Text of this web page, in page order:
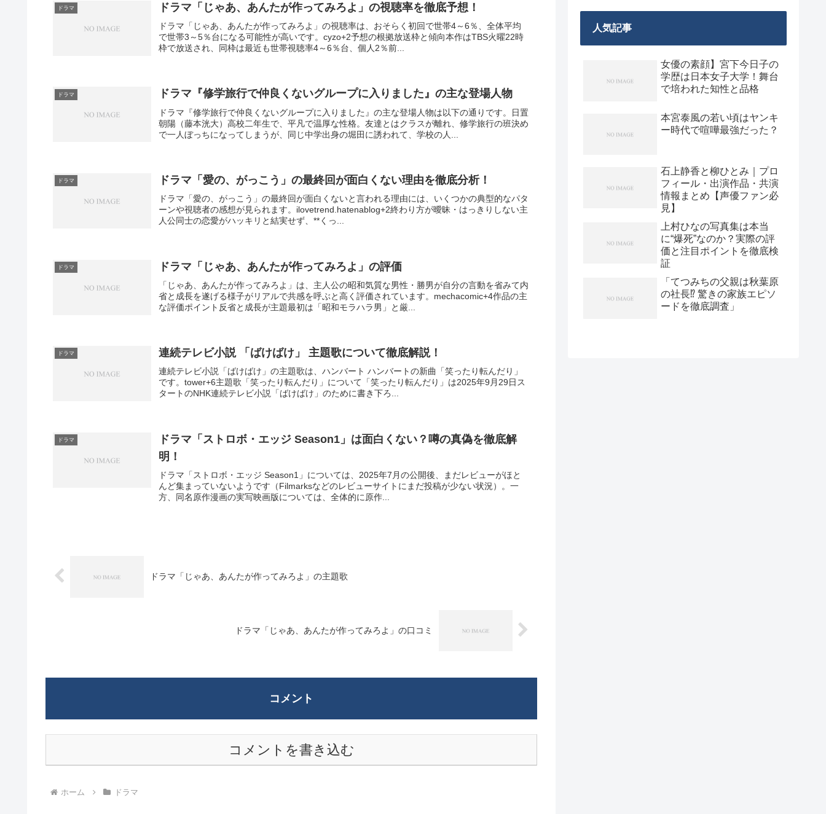
ドラマ ドラマ「じゃあ、あんたが作ってみろよ」の視聴率を徹底予想！
ドラマ「じゃあ、あんたが作ってみろよ」の視聴率は、おそらく初回で世帯4～6％、全体平均
で世帯3～5％台になる可能性が高いです。cyzo+2予想の根拠放送枠と傾向本作はTBS火曜22時
枠で放送され、同枠は最近も世帯視聴率4～6％台、個人2％前...
ドラマ ドラマ『修学旅行で仲良くないグループに入りました』の主な登場人物
ドラマ『修学旅行で仲良くないグループに入りました』の主な登場人物は以下の通りです。日置
朝陽（藤本洸大）高校二年生で、平凡で温厚な性格。友達とはクラスが離れ、修学旅行の班決め
で一人ぼっちになってしまうが、同じ中学出身の堀田に誘われて、学校の人...
ドラマ ドラマ「愛の、がっこう」の最終回が面白くない理由を徹底分析！
ドラマ「愛の、がっこう」の最終回が面白くないと言われる理由には、いくつかの典型的なパタ
ーンや視聴者の感想が見られます。ilovetrend.hatenablog+2終わり方が曖昧・はっきりしない主
人公同士の恋愛がハッキリと結実せず、**くっ...
ドラマ ドラマ「じゃあ、あんたが作ってみろよ」の評価
「じゃあ、あんたが作ってみろよ」は、主人公の昭和気質な男性・勝男が自分の言動を省みて内
省と成長を遂げる様子がリアルで共感を呼ぶと高く評価されています。mechacomic+4作品の主
な評価ポイント反省と成長が主題最初は「昭和モラハラ男」と厳...
ドラマ 連続テレビ小説 「ばけばけ」 主題歌について徹底解説！
連続テレビ小説「ばけばけ」の主題歌は、ハンバート ハンバートの新曲「笑ったり転んだり」
です。tower+6主題歌「笑ったり転んだり」について「笑ったり転んだり」は2025年9月29日ス
タートのNHK連続テレビ小説「ばけばけ」のために書き下ろ...
ドラマ
ドラマ「ストロボ・エッジ Season1」は面白くない？噂の真偽を徹底解
明！
ドラマ「ストロボ・エッジ Season1」については、2025年7月の公開後、まだレビューがほと
んど集まっていないようです（Filmarksなどのレビューサイトにまだ投稿が少ない状況）。一
方、同名原作漫画の実写映画版については、全体的に原作...
ドラマ「じゃあ、あんたが作ってみろよ」の主題歌
ドラマ「じゃあ、あんたが作ってみろよ」の口コミ
コメント
コメントを書き込む
ホーム ドラマ
人気記事
女優の素顔】宮下今日子の
学歴は日本女子大学！舞台
で培われた知性と品格
本宮泰風の若い頃はヤンキ
ー時代で喧嘩最強だった？
石上静香と柳ひとみ｜プロ
フィール・出演作品・共演
情報まとめ【声優ファン必
見】
上村ひなの写真集は本当
に“爆死”なのか？実際の評
価と注目ポイントを徹底検
証
「てつみちの父親は秋葉原
の社長⁉ 驚きの家族エピソ
ードを徹底調査」